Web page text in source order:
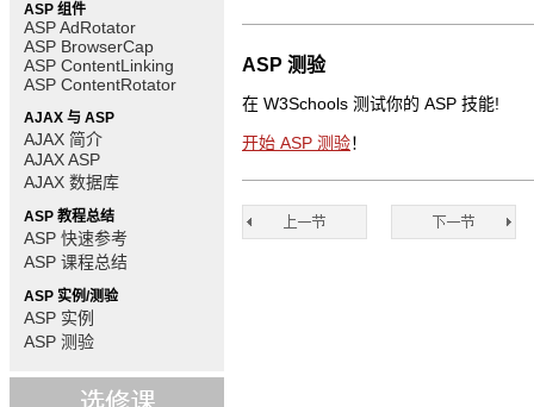
ASP 组件
ASP AdRotator
ASP BrowserCap
ASP ContentLinking
ASP ContentRotator
AJAX 与 ASP
AJAX 简介
AJAX ASP
AJAX 数据库
ASP 教程总结
ASP 快速参考
ASP 课程总结
ASP 实例/测验
ASP 实例
ASP 测验
ASP 测验
在 W3Schools 测试你的 ASP 技能!
开始 ASP 测验！